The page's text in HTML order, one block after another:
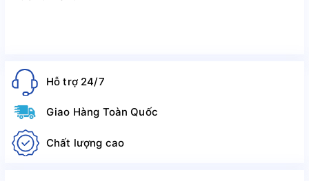
Hỗ trợ 24/7
Giao Hàng Toàn Quốc
Chất lượng cao